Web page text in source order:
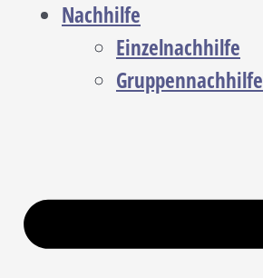
Nachhilfe
Einzelnachhilfe
Gruppennachhilfe